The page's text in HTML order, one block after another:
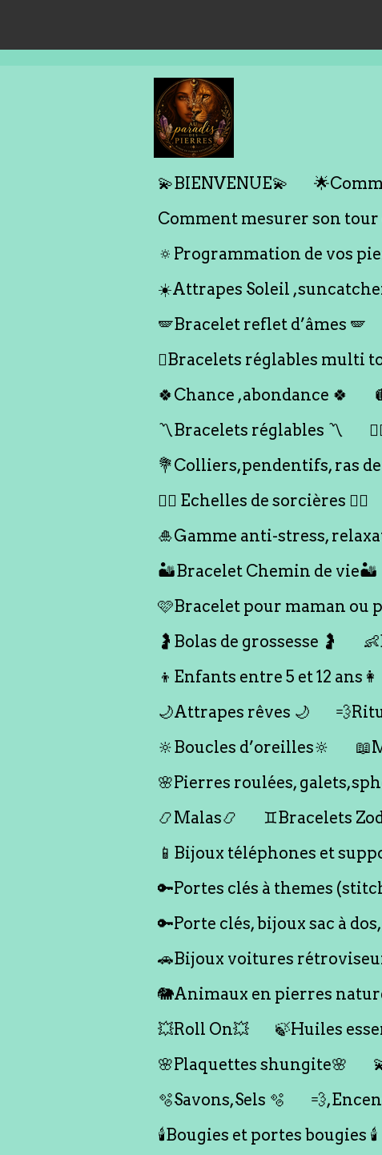
au
💫BIENVENUE💫
Comment mesurer son tour
🔅Programmation de vos
☀️Attrapes Soleil
🪽Bracelet reflet d’âmes 🪽
🪎Bracelets réglables multi
🍀Chance ,abondance 🍀
〽️Bracelets réglables 〽️
💐Colliers,pendentifs, ras
🧙‍♀️ Echelles de sorcières 🧙‍♀️
🎍Gamme anti-stress,
🏜️Bracelet Chemin de vie🏜️
🩷Bracelet pour maman ou
🤰Bolas de grossesse 🤰
👦Enfants entre 5 et 12 ans👩
🌙Attrapes rêves 🌙
🔆Boucles d’oreilles🔆
🌸Pierres roulées,
📿Malas📿
♊️Bracelets
📱Bijoux téléphones et
🔑Portes clés à themes
🔑Porte clés, bijoux sac à
🚗Bijoux voitures
🐘Animaux en pierres
💥Roll On💥
🍃Huiles
🌸Plaquettes shungite🌸
🫧Savons,Sels 🫧
🕯️Bougies et portes bougies 🕯️